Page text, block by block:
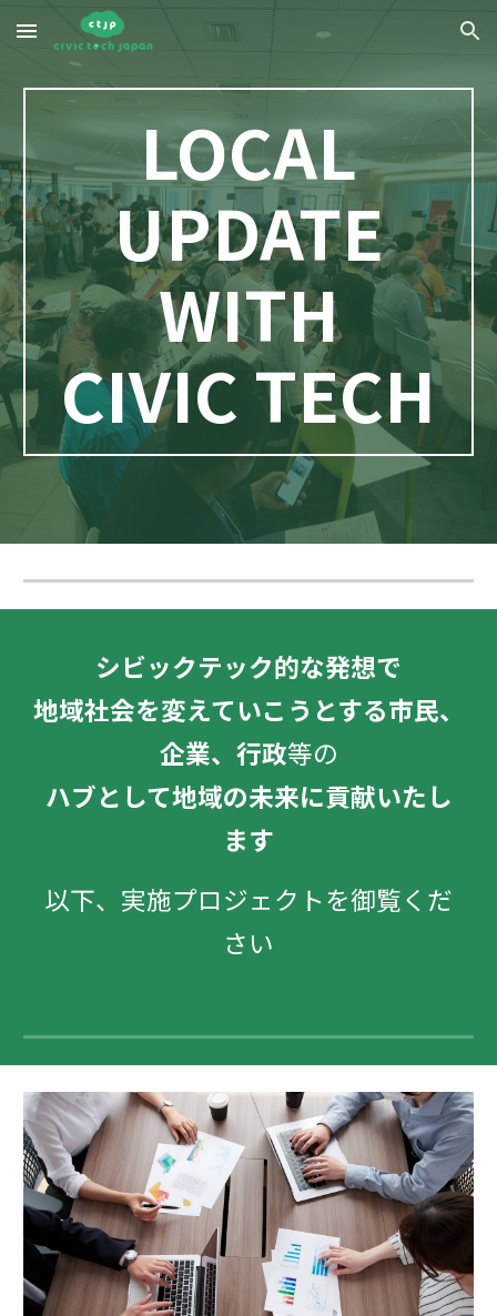
Skip to main content Skip to navigation
LOCAL
UPDATE
WITH
CIVIC TECH
シビックテック的な発想で
地域社会を変えていこうとする市民、
企業、行政等の
ハブとして地域の未来に貢献いたし
ます
以下、実施プロジェクトを御覧くだ
さい